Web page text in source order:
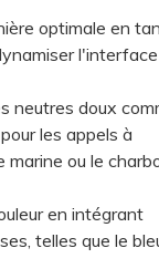
optimale en
l'interface
neutres doux
les appels à
ou le
en intégrant
telles que le